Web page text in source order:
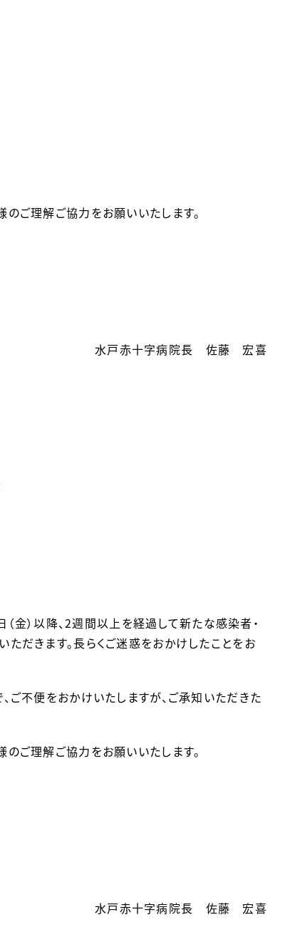
ご理解ご協力をお願いいたします。
水戸赤十字病院長 佐藤 宏喜
金）以降、2週間以上を経過して新たな感染者・
だきます。長らくご迷惑をおかけしたことをお
ご不便をおかけいたしますが、ご承知いただきた
ご理解ご協力をお願いいたします。
水戸赤十字病院長 佐藤 宏喜